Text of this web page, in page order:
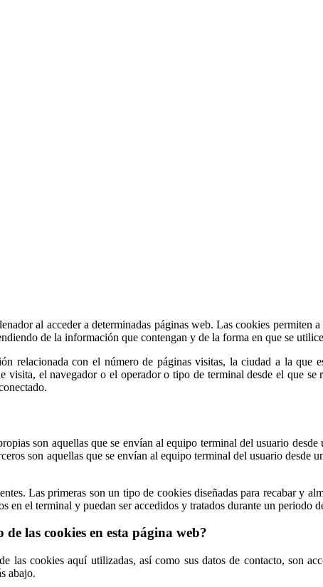
al acceder a determinadas páginas web. Las cookies
de la información que contengan y de la forma en que se
relacionada con el número de páginas visitas, la ciudad a la que
visita, el navegador o el operador o tipo de terminal desde el que
son aquellas que se envían al equipo terminal del usuario
son aquellas que se envían al equipo terminal del usuario
Las primeras son un tipo de cookies diseñadas para recabar y
en el terminal y puedan ser accedidos y tratados durante un
las cookies en esta página web?
las cookies aquí utilizadas, así como sus datos de contacto, son
abajo.